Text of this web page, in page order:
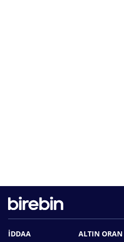
İDDAA
ALTIN ORAN